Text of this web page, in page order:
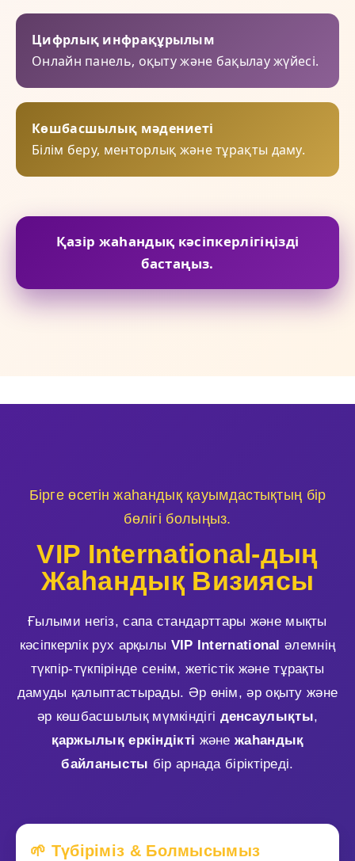
Цифрлық инфрақұрылым
Онлайн панель, оқыту және бақылау жүйесі.
Көшбасшылық мәдениеті
Білім беру, менторлық және тұрақты даму.
Қазір жаһандық кәсіпкерлігіңізді
бастаңыз.
Бірге өсетін жаһандық қауымдастықтың бір
бөлігі болыңыз.
VIP International-дың
Жаһандық Визиясы
Ғылыми негіз, сапа стандарттары және мықты
кәсіпкерлік рух арқылы VIP International әлемнің
түкпір-түкпірінде сенім, жетістік және тұрақты
дамуды қалыптастырады. Әр өнім, әр оқыту және
әр көшбасшылық мүмкіндігі денсаулықты,
қаржылық еркіндікті жәнежаһандық
байланысты бір арнада біріктіреді.
🌱 Түбіріміз & Болмысымыз